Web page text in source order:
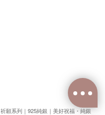
祈願系列｜925純銀｜美好祝福・純銀